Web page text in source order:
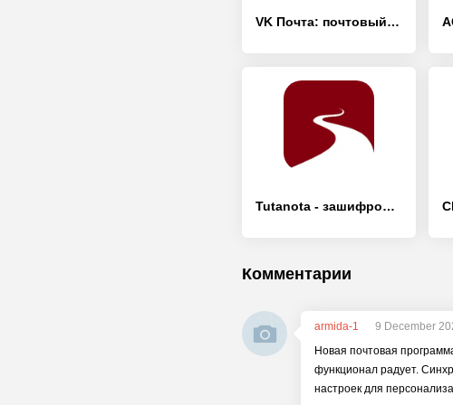
VK Почта: почтовый клиент - [Без рекламы]
Tutanota - зашифрованная почта - [Разблокированная версия]
Комментарии
armida-1
9 December
Новая почтовая
функционал радует.
настроек для